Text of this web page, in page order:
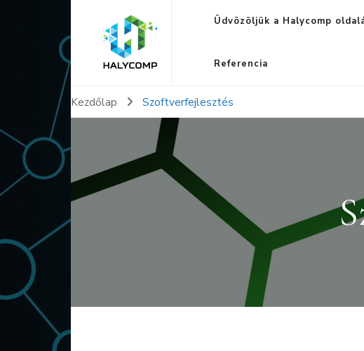
halycomp.hu
A megoldás mi vagyunk
Üdvözöljük a Halycomp
Referencia
Kezdőlap Szoftverfejlesztés